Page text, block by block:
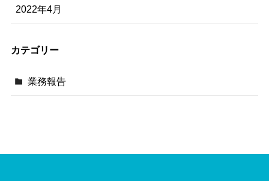
2022年4月
カテゴリー
業務報告